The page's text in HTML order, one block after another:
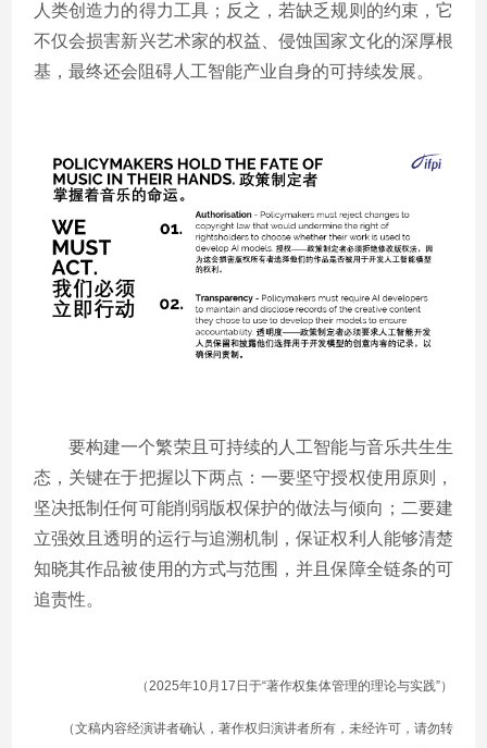
人类创造力的得力工具；反之，若缺乏规则的约束，它
不仅会损害新兴艺术家的权益、侵蚀国家文化的深厚根
基，最终还会阻碍人工智能产业自身的可持续发展。
要构建一个繁荣且可持续的人工智能与音乐共生生
态，关键在于把握以下两点：一要坚守授权使用原则，
坚决抵制任何可能削弱版权保护的做法与倾向；二要建
立强效且透明的运行与追溯机制，保证权利人能够清楚
知晓其作品被使用的方式与范围，并且保障全链条的可
追责性。
（2025年10月17日于“著作权集体管理的理论与实践”）
（文稿内容经演讲者确认，著作权归演讲者所有，未经许可，请勿转